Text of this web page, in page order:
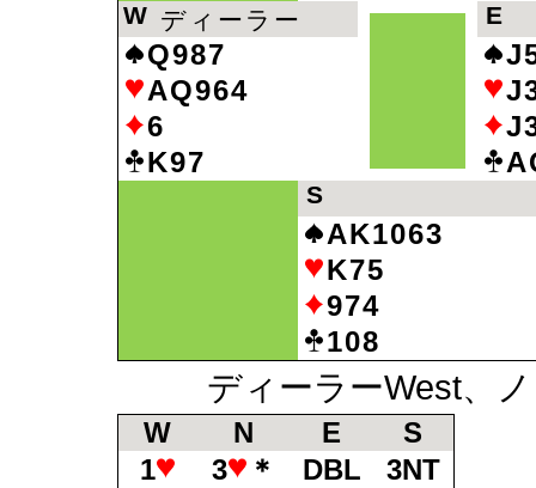
W ディーラー
Q987
AQ964
6
K97
E
S
AK1063
K75
974
108
ディーラーWest、ノ
W N E
S
1
3 ＊ DBL
3NT